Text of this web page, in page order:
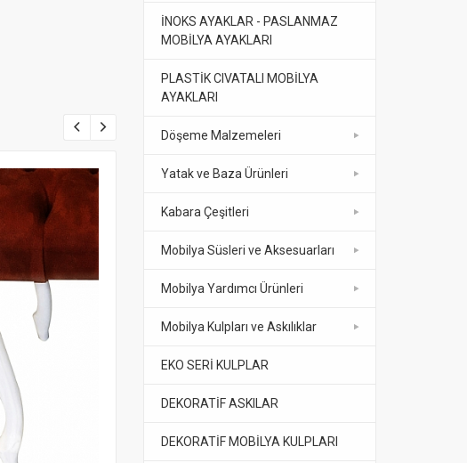
İNOKS AYAKLAR - PASLANMAZ
MOBİLYA AYAKLARI
PLASTİK CIVATALI MOBİLYA
AYAKLARI
Döşeme Malzemeleri
Yatak ve Baza Ürünleri
Kabara Çeşitleri
Mobilya Süsleri ve Aksesuarları
Mobilya Yardımcı Ürünleri
Mobilya Kulpları ve Askılıklar
EKO SERİ KULPLAR
DEKORATİF ASKILAR
DEKORATİF MOBİLYA KULPLARI